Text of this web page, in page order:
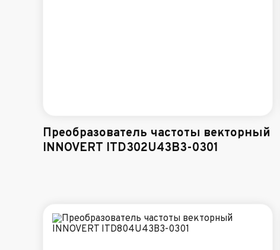
Преобразователь частоты векторный
INNOVERT ITD302U43B3-0301